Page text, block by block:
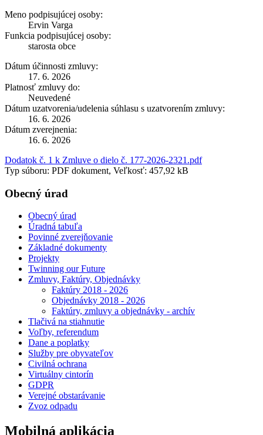
Meno podpisujúcej osoby:
Ervin Varga
Funkcia podpisujúcej osoby:
starosta obce
Dátum účinnosti zmluvy:
17. 6. 2026
Platnosť zmluvy do:
Neuvedené
Dátum uzatvorenia/udelenia súhlasu s uzatvorením zmluvy:
16. 6. 2026
Dátum zverejnenia:
16. 6. 2026
Dodatok č. 1 k Zmluve o dielo č. 177-2026-2321.pdf
Typ súboru: PDF dokument, Veľkosť: 457,92 kB
Obecný úrad
Obecný úrad
Úradná tabuľa
Povinné zverejňovanie
Základné dokumenty
Projekty
Twinning our Future
Zmluvy, Faktúry, Objednávky
Faktúry 2018 - 2026
Objednávky 2018 - 2026
Faktúry, zmluvy a objednávky - archív
Tlačivá na stiahnutie
Voľby, referendum
Dane a poplatky
Služby pre obyvateľov
Civilná ochrana
Virtuálny cintorín
GDPR
Verejné obstarávanie
Zvoz odpadu
Mobilná aplikácia